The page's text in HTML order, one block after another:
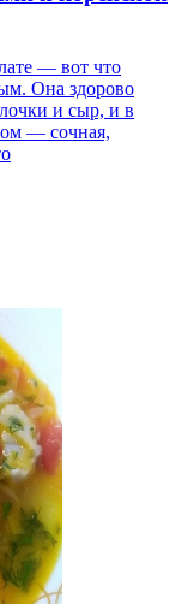
— вот что
Она здорово
и сыр, и в
— сочная,